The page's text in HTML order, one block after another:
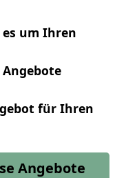
um Ihren
für Ihren
Angebote